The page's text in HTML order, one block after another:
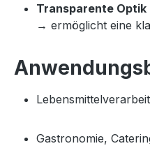
Transparente Optik
→ ermöglicht eine
Gastronomie,